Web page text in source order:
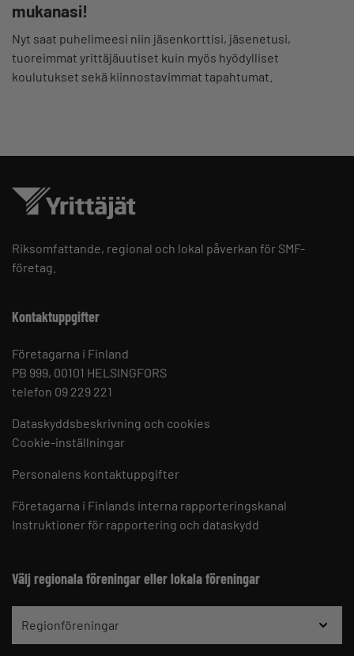
mukanasi!
Nyt saat puhelimeesi niin jäsenkorttisi, jäsenetusi,
tuoreimmat yrittäjäuutiset kuin myös hyödylliset
koulutukset sekä kiinnostavimmat tapahtumat.
Riksomfattande, regional och lokal påverkan för SMF-
företag.
Kontaktuppgifter
Företagarna i Finland
PB 999, 00101 HELSINGFORS
telefon 09 229 221
Dataskyddsbeskrivning och cookies
Cookie-inställningar
Personalens kontaktuppgifter
Företagarna i Finlands interna rapporteringskanal
Instruktioner för rapportering och dataskydd
Välj regionala föreningar eller lokala föreningar
Regionföreningar